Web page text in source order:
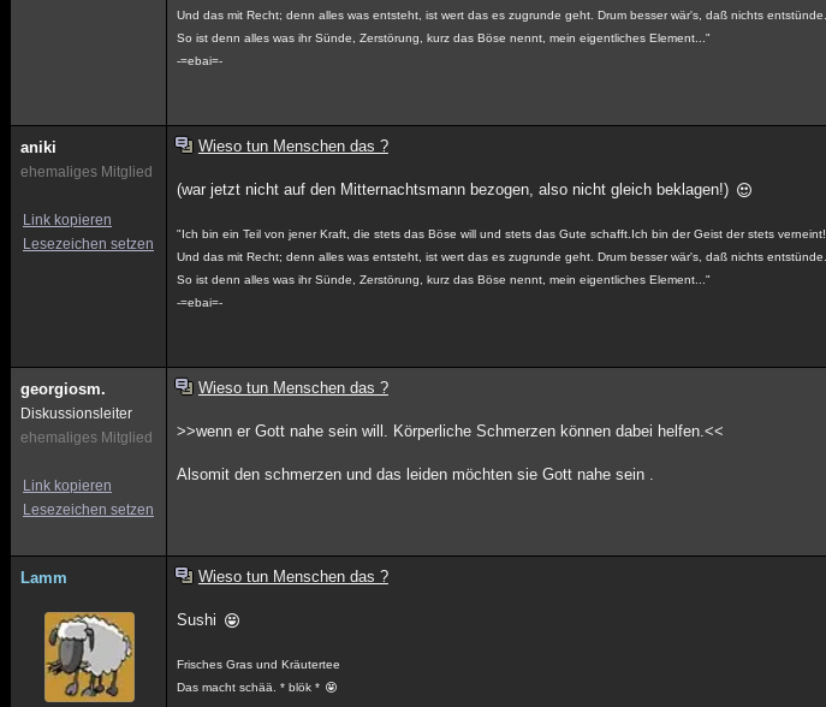
Und das mit Recht; denn alles was entsteht, ist wert das es zugrunde geht. Drum besser wär's, daß nichts entstünde.
So ist denn alles was ihr Sünde, Zerstörung, kurz das Böse nennt, mein eigentliches Element..."
-=ebai=-
aniki
ehemaliges Mitglied
Link kopieren
Lesezeichen setzen
Wieso tun Menschen das ?
(war jetzt nicht auf den Mitternachtsmann bezogen, also nicht gleich beklagen!)
"Ich bin ein Teil von jener Kraft, die stets das Böse will und stets das Gute schafft.Ich bin der Geist der stets verneint!
Und das mit Recht; denn alles was entsteht, ist wert das es zugrunde geht. Drum besser wär's, daß nichts entstünde.
So ist denn alles was ihr Sünde, Zerstörung, kurz das Böse nennt, mein eigentliches Element..."
-=ebai=-
georgiosm.
Diskussionsleiter
ehemaliges Mitglied
Link kopieren
Lesezeichen setzen
Wieso tun Menschen das ?
>>wenn er Gott nahe sein will. Körperliche Schmerzen können dabei helfen.<<
Alsomit den schmerzen und das leiden möchten sie Gott nahe sein .
Lamm Wieso tun Menschen das ?
Sushi
Frisches Gras und Kräutertee
Das macht schää. * blök *